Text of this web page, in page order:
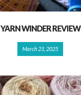
YARN WINDER REVIEW
March 21, 2025